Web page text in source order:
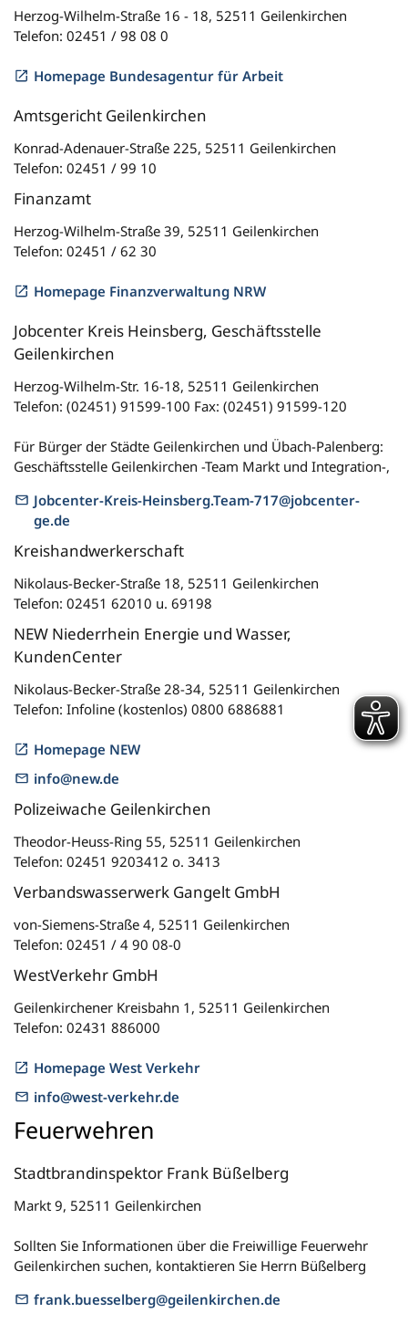
Herzog-Wilhelm-Straße 16 - 18, 52511 Geilenkirchen
Telefon: 02451 / 98 08 0
Homepage Bundesagentur für Arbeit
Amtsgericht Geilenkirchen
Konrad-Adenauer-Straße 225, 52511 Geilenkirchen
Telefon: 02451 / 99 10
Finanzamt
Herzog-Wilhelm-Straße 39, 52511 Geilenkirchen
Telefon: 02451 / 62 30
Homepage Finanzverwaltung NRW
Jobcenter Kreis Heinsberg, Geschäftsstelle
Geilenkirchen
Herzog-Wilhelm-Str. 16-18, 52511 Geilenkirchen
Telefon: (02451) 91599-100 Fax: (02451) 91599-120
Für Bürger der Städte Geilenkirchen und Übach-Palenberg:
Geschäftsstelle Geilenkirchen -Team Markt und Integration-,
Jobcenter-Kreis-Heinsberg.Team-717@jobcenter-
ge.de
Kreishandwerkerschaft
Nikolaus-Becker-Straße 18, 52511 Geilenkirchen
Telefon: 02451 62010 u. 69198
NEW Niederrhein Energie und Wasser,
KundenCenter
Nikolaus-Becker-Straße 28-34, 52511 Geilenkirchen
Telefon: Infoline (kostenlos) 0800 6886881
Homepage NEW
info@new.de
Polizeiwache Geilenkirchen
Theodor-Heuss-Ring 55, 52511 Geilenkirchen
Telefon: 02451 9203412 o. 3413
Verbandswasserwerk Gangelt GmbH
von-Siemens-Straße 4, 52511 Geilenkirchen
Telefon: 02451 / 4 90 08-0
WestVerkehr GmbH
Geilenkirchener Kreisbahn 1, 52511 Geilenkirchen
Telefon: 02431 886000
Homepage West Verkehr
info@west-verkehr.de
Feuerwehren
Stadtbrandinspektor Frank Büßelberg
Markt 9, 52511 Geilenkirchen
Sollten Sie Informationen über die Freiwillige Feuerwehr
Geilenkirchen suchen, kontaktieren Sie Herrn Büßelberg
frank.buesselberg@geilenkirchen.de